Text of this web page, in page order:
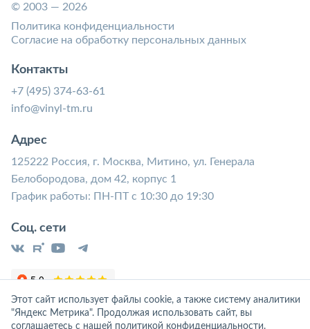
© 2003 — 2026
Политика конфиденциальности
Согласие на обработку персональных данных
Контакты
+7 (495) 374-63-61
info@vinyl-tm.ru
Адрес
125222 Россия, г. Москва, Митино, ул. Генерала
Белобородова, дом 42, корпус 1
График работы: ПН-ПТ с 10:30 до 19:30
Соц. сети
Этот сайт использует файлы cookie, а также систему аналитики
"Яндекс Метрика". Продолжая использовать сайт, вы
соглашаетесь с нашей политикой конфиденциальности.